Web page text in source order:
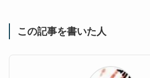
この記事を書いた人